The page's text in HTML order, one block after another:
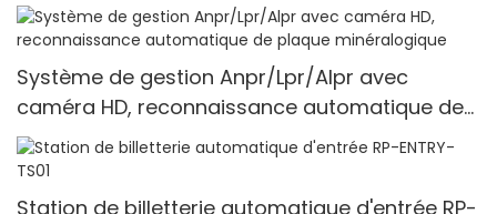
Système de gestion Anpr/Lpr/Alpr avec
caméra HD, reconnaissance automatique de
plaque minéralogique
Station de billetterie automatique d'entrée RP-